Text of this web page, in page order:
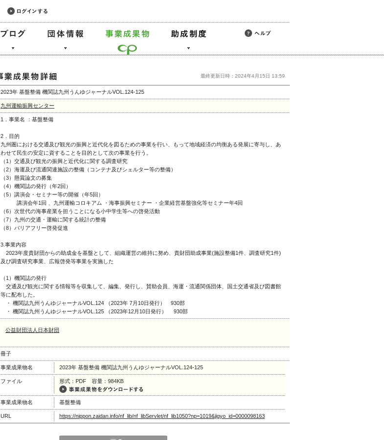
最終更新日時：2024年4月15日 13:59
2023年 基盤整備 機関誌九州うんゆジャーナルVOL.124-125
九州運輸振興センター
1．事業名 ：基盤整備
2．目的
九州圏における交通及び観光の振興と近代化を図るための事業を行い、もって地域経済の均衡ある発展に寄与し、あ
わせて民生の安定に資することを目的として次の事業を行う。
（1）交通及び観光の振興と近代化に関する調査研究
（2）海運及び流通関連施設の整備（コンテナ及びシェルター等の整備）
（3）懸賞論文の募集
（4）機関誌の発行（年2回）
（5）講演会・セミナー等の開催（年5回）
講演会年1回 、九州運輸コロキアム ・海事振興セミナー ・企業経営基盤強化等セミナー年4回
（6）次世代の海事産業を担うことになる小中学生等への啓発活動
（7）九州の交通・運輸に関する統計の整備
（8）バリアフリー啓発促進
3.事業内容
2023年度貴財団からの助成金を基盤として、組織運営の維持に努め、貴財団助成事業(施設整備1件、調査研究1件)
及び調査研究事業、広報啓発等事業を実施した
（1）機関誌の発行
交通及び観光に関する情報等を収集して、編集、発行し、賛助会員、海運・流通関係団体、国土交通省及び図書館
等に配布した。
・ 機関誌九州うんゆジャーナルVOL.124 （2023年 7月10日発行） 930部
・ 機関誌九州うんゆジャーナルVOL.125 （2023年12月10日発行） 930部
公益財団法人日本財団
冊子
事業成果物名 2023年 基盤整備 機関誌九州うんゆジャーナルVOL.124-125
ファイル 形式：PDF 容量：984KB
事業成果物名 基盤整備
URL https://nippon.zaidan.info/nf_lib/nf_libServlet/nf_lib1050?np=1019&jigyo_id=0000098163